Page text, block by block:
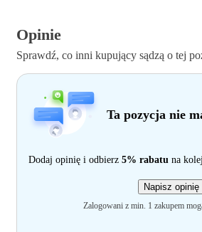
Opinie
Sprawdź, co inni kupujący sądzą o tej
Ta pozycja nie
Dodaj opinię i odbierz 5% rabatu na
Napisz opinię
Zalogowani z min. 1 zakupem